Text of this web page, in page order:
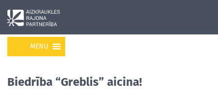
MENU
Biedrība “Greblis” aicina!